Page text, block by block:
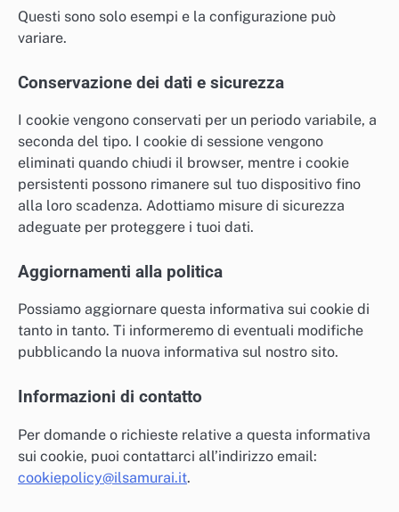
Questi sono solo esempi e la configurazione può
variare.
Conservazione dei dati e sicurezza
I cookie vengono conservati per un periodo variabile, a
seconda del tipo. I cookie di sessione vengono
eliminati quando chiudi il browser, mentre i cookie
persistenti possono rimanere sul tuo dispositivo fino
alla loro scadenza. Adottiamo misure di sicurezza
adeguate per proteggere i tuoi dati.
Aggiornamenti alla politica
Possiamo aggiornare questa informativa sui cookie di
tanto in tanto. Ti informeremo di eventuali modifiche
pubblicando la nuova informativa sul nostro sito.
Informazioni di contatto
Per domande o richieste relative a questa informativa
sui cookie, puoi contattarci all’indirizzo email:
cookiepolicy@ilsamurai.it.